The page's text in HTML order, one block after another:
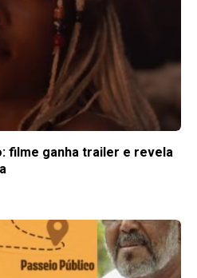
filme ganha trailer e revela